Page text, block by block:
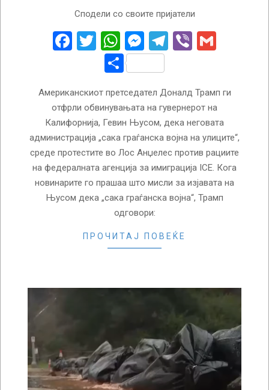
Сподели со своите пријатели
Facebook
Twitter
WhatsApp
Messenger
Telegram
Viber
Share
Американскиот претседател Доналд Трамп ги
отфрли обвинувањата на гувернерот на
Калифорнија, Гевин Њусом, дека неговата
администрација „сака граѓанска војна на улиците“,
среде протестите во Лос Анџелес против рациите
на федералната агенција за имиграција ICE. Кога
новинарите го прашаа што мисли за изјавата на
Њусом дека „сака граѓанска војна“, Трамп
одговори:
ПРОЧИТАЈ ПОВЕЌЕ